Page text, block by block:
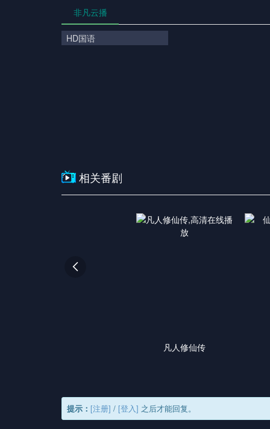
非凡云播
HD国语
相关番剧
凡人修仙传

提示： [注册] / [登入] 之后才能回复。